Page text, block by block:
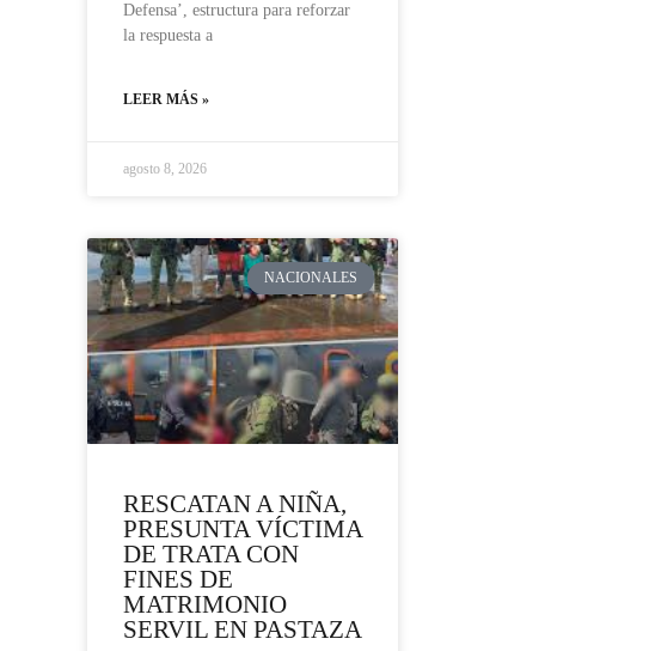
Defensa’, estructura para reforzar
la respuesta a
LEER MÁS »
agosto 8, 2026
NACIONALES
RESCATAN A NIÑA,
PRESUNTA VÍCTIMA
DE TRATA CON
FINES DE
MATRIMONIO
SERVIL EN PASTAZA